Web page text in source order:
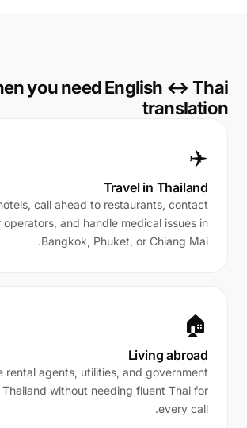
you need English ↔ Thai
translation
✈️
Travel in Thailand
call ahead to restaurants, contact
operators, and handle medical issues in
Bangkok, Phuket, or Chiang Mai.
🏠
Living abroad
rental agents, utilities, and government
without needing fluent Thai for
every call.